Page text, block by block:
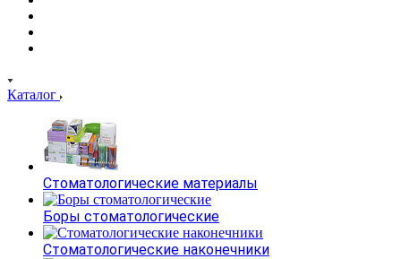
Каталог
Стоматологические материалы
Боры стоматологические
Стоматологические наконечники